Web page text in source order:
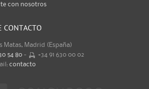
con nosotros
CONTACTO
Matas, Madrid (España)
54 80 -
+34 91 630 00 02
contacto